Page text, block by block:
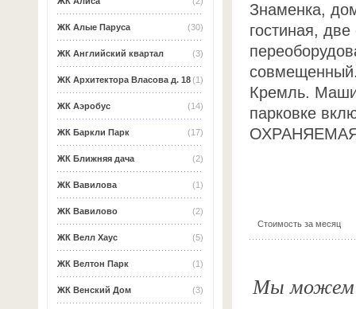
(30)
ЖК Алые Паруса
(3)
ЖК Английский квартал
(1)
ЖК Архитектора Власова д. 18
(14)
ЖК Аэробус
(17)
ЖК Баркли Парк
(2)
ЖК Ближняя дача
(1)
ЖК Вавилова
(2)
ЖК Вавилово
(5)
ЖК Велл Хаус
(1)
ЖК Велтон Парк
(3)
ЖК Венский Дом
Знаменка,
гостиная,
Кремль.
парковке
ОХРАНЯЕМАЯ
Стоимость за месяц
Мы можем